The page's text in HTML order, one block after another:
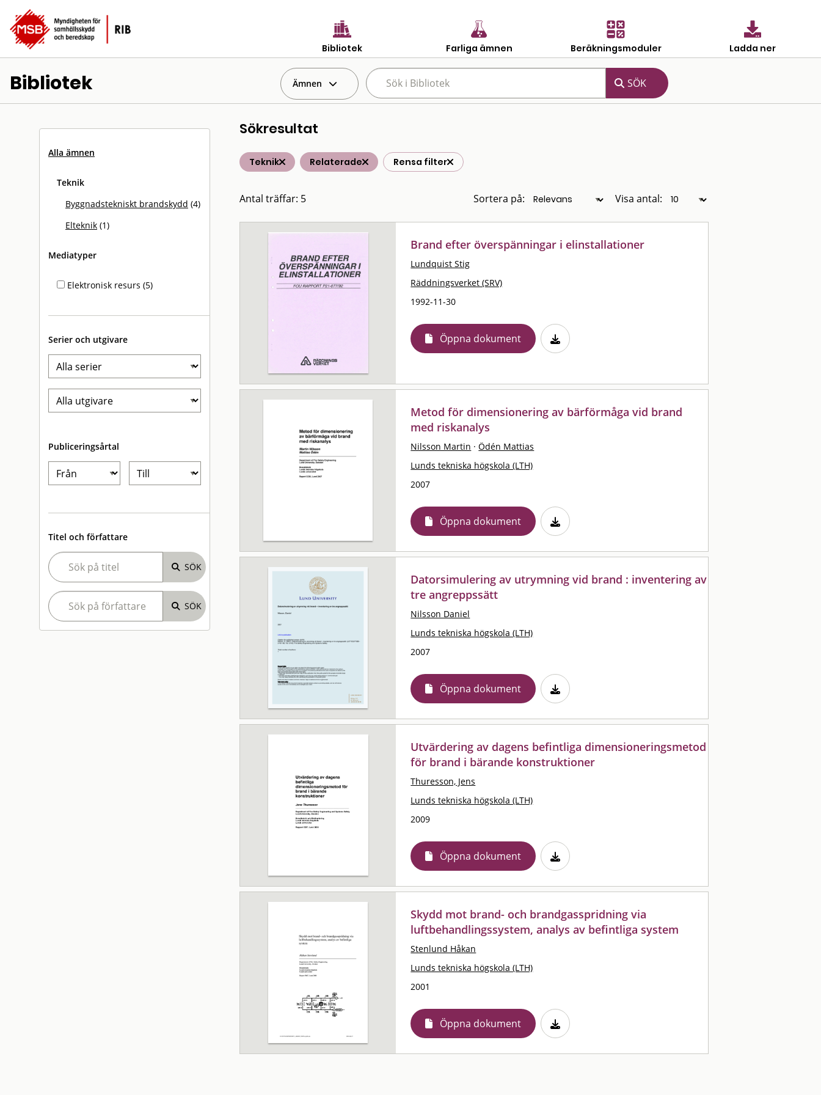
Bibliotek Farliga ämnen Beräkningsmoduler Ladda ner
Bibliotek Ämnen
Alla ämnen
Teknik
Byggnadstekniskt brandskydd (4)
Elteknik (1)
Mediatyper
Elektronisk resurs (5)
Serier och utgivare
Publiceringsårtal
Titel och författare
Sökresultat
Teknik Relaterade Rensa filter
Antal träffar: 5 Sortera på: Visa antal:
Brand efter överspänningar i elinstallationer
Lundquist Stig
Räddningsverket (SRV)
1992-11-30
Öppna dokument
Metod för dimensionering av bärförmåga vid brand
med riskanalys
Nilsson Martin · Ödén Mattias
Lunds tekniska högskola (LTH)
2007
Öppna dokument
Datorsimulering av utrymning vid brand : inventering av
tre angreppssätt
Nilsson Daniel
Lunds tekniska högskola (LTH)
2007
Öppna dokument
Utvärdering av dagens befintliga dimensioneringsmetod
för brand i bärande konstruktioner
Thuresson, Jens
Lunds tekniska högskola (LTH)
2009
Öppna dokument
Skydd mot brand- och brandgasspridning via
luftbehandlingssystem, analys av befintliga system
Stenlund Håkan
Lunds tekniska högskola (LTH)
2001
Öppna dokument